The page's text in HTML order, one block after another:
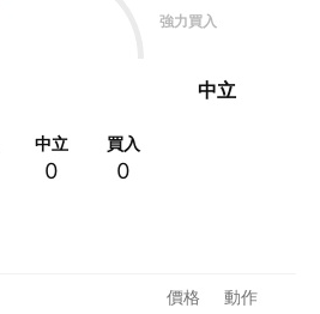
強力買入
中立
中立
0
買入
0
價格 動作